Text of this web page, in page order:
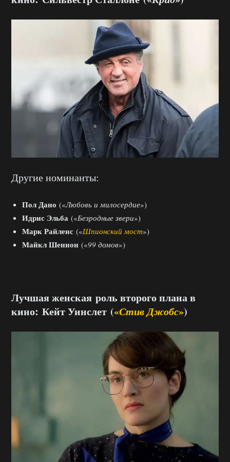
Другие номинанты:
Пол Дано («Любовь и милосердие»)
Идрис Эльба («Безродные звери»)
Марк Райленс («Шпионский мост»)
Майкл Шеннон («99 домов»)
Лучшая женская роль второго плана в
кино: Кейт Уинслет («Стив Джобс»)